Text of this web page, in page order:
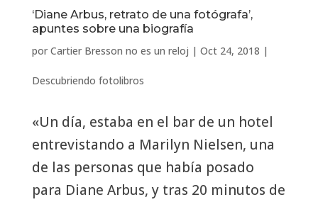
‘Diane Arbus, retrato de una fotógrafa’,
apuntes sobre una biografía
por Cartier Bresson no es un reloj | Oct 24, 2018 |
Descubriendo fotolibros
«Un día, estaba en el bar de un hotel
entrevistando a Marilyn Nielsen, una
de las personas que había posado
para Diane Arbus, y tras 20 minutos de